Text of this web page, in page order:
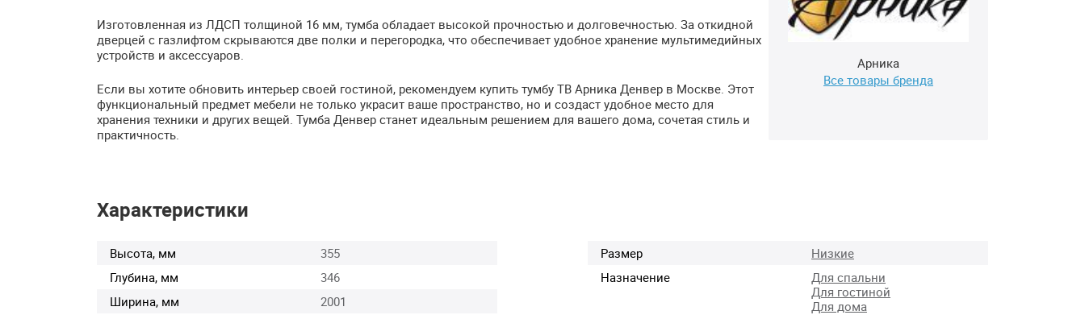
Арника
Все товары бренда
Изготовленная из ЛДСП толщиной 16 мм, тумба обладает высокой прочностью и долговечностью. За откидной
дверцей с газлифтом скрываются две полки и перегородка, что обеспечивает удобное хранение мультимедийных
устройств и аксессуаров.
Если вы хотите обновить интерьер своей гостиной, рекомендуем купить тумбу ТВ Арника Денвер в Москве. Этот
функциональный предмет мебели не только украсит ваше пространство, но и создаст удобное место для
хранения техники и других вещей. Тумба Денвер станет идеальным решением для вашего дома, сочетая стиль и
практичность.
Характеристики
Высота, мм
355
Глубина, мм
346
Ширина, мм
2001
Размер
Низкие
Назначение
Для спальни
Для гостиной
Для дома